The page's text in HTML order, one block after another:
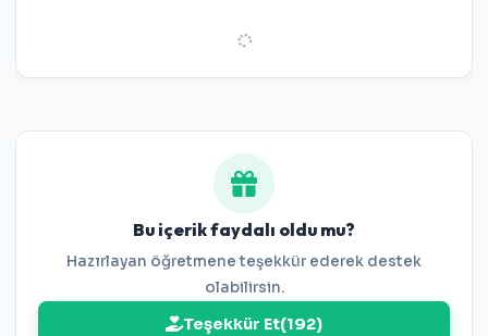
Bu içerik faydalı oldu mu?
Hazırlayan öğretmene teşekkür ederek destek
olabilirsin.
Teşekkür Et(192)